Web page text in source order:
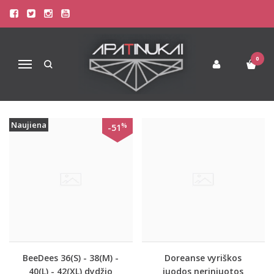
Navigacija
0
PREKIŲ PAIEŠKA - NERINIUOTOS
Prekių paieška
Naujiena -51%
BeeDees 36(S) - 38(M) -
40(L) - 42(XL) dydžio
Doreanse vyriškos
juodos neriniuotos